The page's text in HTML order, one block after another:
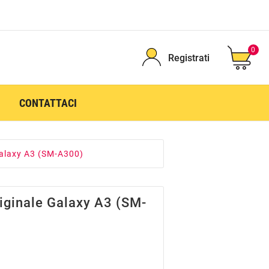
Registrati
0
CONTATTACI
A3 (SM-A300)
Galaxy A3 (SM-